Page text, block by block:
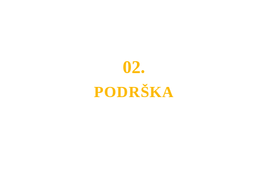
02.
PODRŠKA